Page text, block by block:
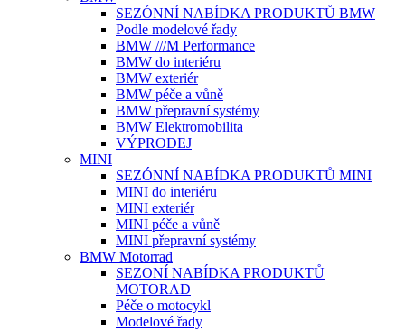
SEZÓNNÍ NABÍDKA PRODUKTŮ BMW
Podle modelové řady
BMW ///M Performance
BMW do interiéru
BMW exteriér
BMW péče a vůně
BMW přepravní systémy
BMW Elektromobilita
VÝPRODEJ
MINI
SEZÓNNÍ NABÍDKA PRODUKTŮ MINI
MINI do interiéru
MINI exteriér
MINI péče a vůně
MINI přepravní systémy
BMW Motorrad
SEZONÍ NABÍDKA PRODUKTŮ
MOTORAD
Péče o motocykl
Modelové řady